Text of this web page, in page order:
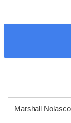
Marshall Nolasco